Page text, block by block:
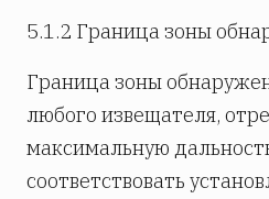
5.1.2 Граница зоны
Граница зоны
любого извещателя,
максимальную
соответствовать